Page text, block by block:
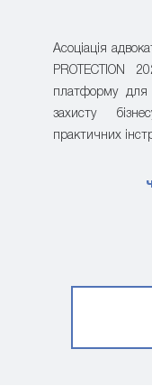
Асоціація
PROTECTION
платформу для
захисту
практичних